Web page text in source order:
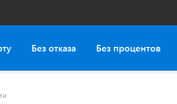
Без отказа Без процентов